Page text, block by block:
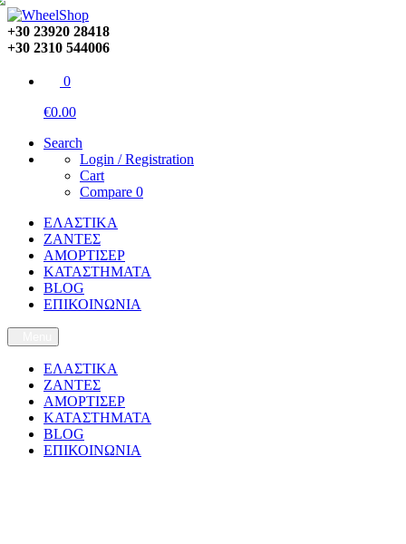
+30 23920 28418
+30 2310 544006
0
€0.00
Search
Login / Registration
Cart
Compare 0
ΕΛΑΣΤΙΚΑ
ΖΑΝΤΕΣ
ΑΜΟΡΤΙΣΕΡ
ΚΑΤΑΣΤΗΜΑΤΑ
BLOG
ΕΠΙΚΟΙΝΩΝΙΑ
ΕΛΑΣΤΙΚΑ
ΖΑΝΤΕΣ
ΑΜΟΡΤΙΣΕΡ
ΚΑΤΑΣΤΗΜΑΤΑ
BLOG
ΕΠΙΚΟΙΝΩΝΙΑ